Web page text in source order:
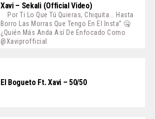
Xavi – Sekali (Official Video)
Por Ti Lo Que Tú Quieras, Chiquita... Hasta
Borro Las Morras Que Tengo En El Insta” 🤐
¿Quién Más Anda Así De Enfocado Como
@xaviprofficial
El Bogueto Ft. Xavi – 50/50